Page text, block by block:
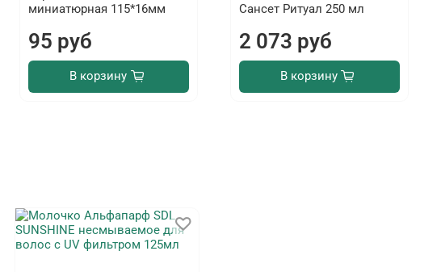
миниатюрная 115*16мм
95 руб
В корзину
Сансет Ритуал 250 мл
2 073 руб
В корзину